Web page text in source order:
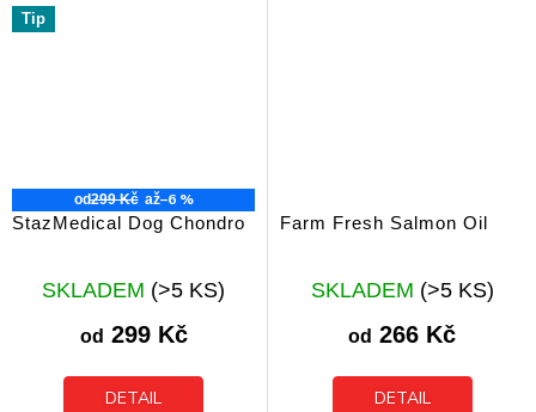
Tip
od299 Kč až–6 %
StazMedical Dog Chondro
Průměrné
hodnocení
produktu
je
z
SKLADEM (>5 KS)
od 299 Kč
DETAIL
Farm Fresh Salmon Oil
Průměrné
hodnocení
produktu
je
z
SKLADEM (>5 KS)
od 266 Kč
DETAIL